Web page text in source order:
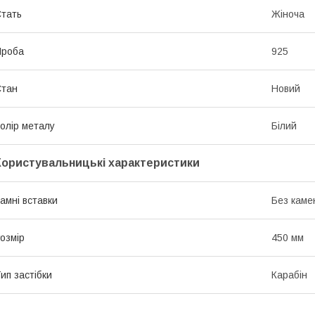
Жіноча
925
Новий
металу Білий
характеристики
вставки Без
450 мм
застібки Карабін